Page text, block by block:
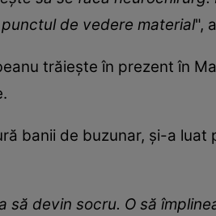
de vedere material",
trăiește în prezent în
banii de buzunar, și-a
să devin socru. O să